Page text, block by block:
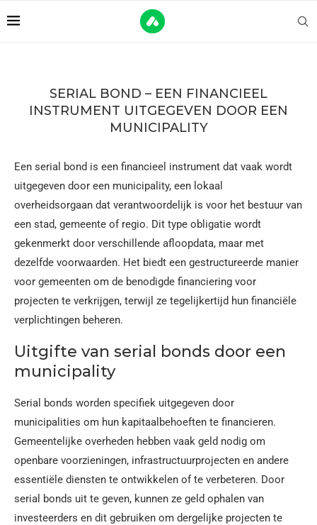
SERIAL BOND – EEN FINANCIEEL
INSTRUMENT UITGEGEVEN DOOR EEN
MUNICIPALITY
Een serial bond is een financieel instrument dat vaak wordt
uitgegeven door een municipality, een lokaal
overheidsorgaan dat verantwoordelijk is voor het bestuur van
een stad, gemeente of regio. Dit type obligatie wordt
gekenmerkt door verschillende afloopdata, maar met
dezelfde voorwaarden. Het biedt een gestructureerde manier
voor gemeenten om de benodigde financiering voor
projecten te verkrijgen, terwijl ze tegelijkertijd hun financiële
verplichtingen beheren.
Uitgifte van serial bonds door een
municipality
Serial bonds worden specifiek uitgegeven door
municipalities om hun kapitaalbehoeften te financieren.
Gemeentelijke overheden hebben vaak geld nodig om
openbare voorzieningen, infrastructuurprojecten en andere
essentiële diensten te ontwikkelen of te verbeteren. Door
serial bonds uit te geven, kunnen ze geld ophalen van
investeerders en dit gebruiken om dergelijke projecten te